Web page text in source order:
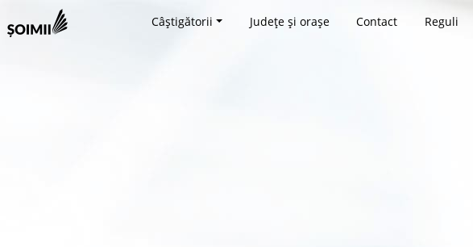
Câștigătorii Județe și orașe Contact Reguli